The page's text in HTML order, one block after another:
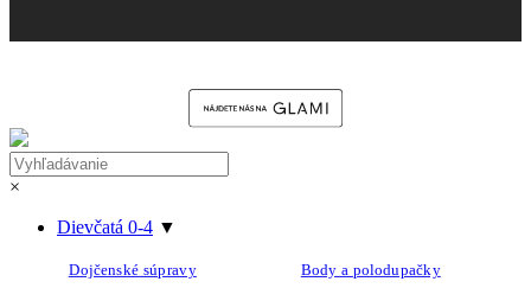
×
Dievčatá 0-4 ▼
Dojčenské súpravy Body a polodupačky